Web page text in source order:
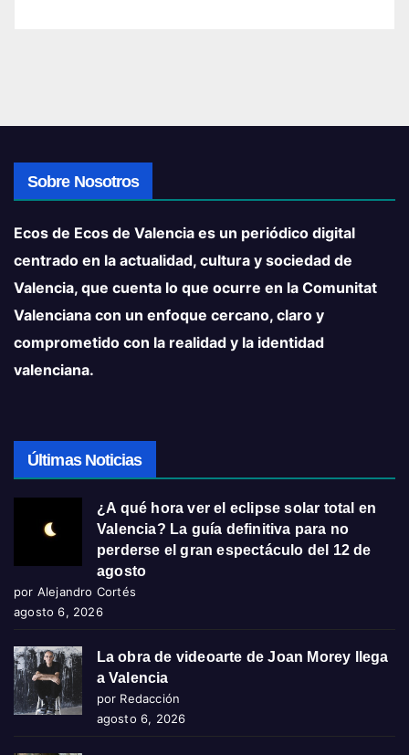
Sobre Nosotros
Ecos de Ecos de Valencia es un periódico digital
centrado en la actualidad, cultura y sociedad de
Valencia, que cuenta lo que ocurre en la Comunitat
Valenciana con un enfoque cercano, claro y
comprometido con la realidad y la identidad
valenciana.
Últimas Noticias
¿A qué hora ver el eclipse solar total en
Valencia? La guía definitiva para no
perderse el gran espectáculo del 12 de
agosto
por Alejandro Cortés
agosto 6, 2026
La obra de videoarte de Joan Morey llega
a Valencia
por Redacción
agosto 6, 2026